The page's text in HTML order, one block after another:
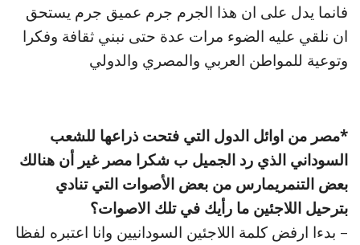
فانما يدل على ان هذا الجرم جرم عميق جرم يستحق
ان نلقي عليه الضوء مرات عدة حتى نبني ثقافة وفكرا
وتوعية للمواطن العربي والمصري والدولي
*مصر من اوائل الدول التي فتحت ذراعها للشعب
السوداني الذي رد الجميل ب شكرا مصر غير أن هنالك
بعض التنمريمارس من بعض الأصوات التي تنادي
بترحيل اللاجئين ما رأيك في تلك الاصوات؟
– بدءا ارفض كلمة اللاجئين السودانيين وانا اعتبره لفظا